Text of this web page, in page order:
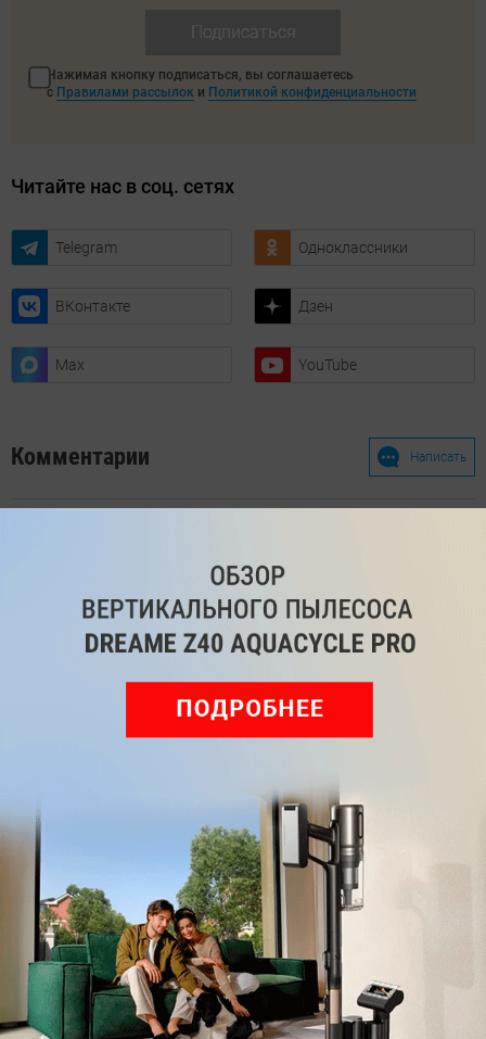
Нажимая кнопку подписаться, вы соглашаетесь
с Правилами рассылок и Политикой конфиденциальности
Читайте нас в соц. сетях
Telegram Одноклассники
ВКонтакте Дзен
Max YouTube
Комментарии Написать
ВойдитеилиЗарегистрируйтесь, чтобы
оставить комментарий